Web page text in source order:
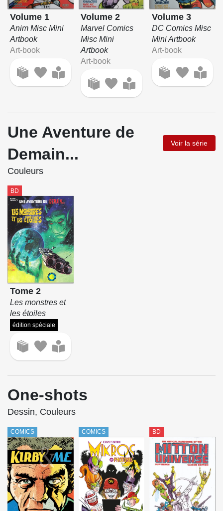
Volume 1
Anim Misc Mini
Artbook
Art-book
Volume 2
Marvel Comics
Misc Mini
Artbook
Art-book
Volume 3
DC Comics Misc
Mini Artbook
Art-book
Une Aventure de
Demain...
Voir la série
Couleurs
BD
Tome 2
Les monstres et
les étoiles
édition spéciale
One-shots
Dessin, Couleurs
COMICS COMICS BD